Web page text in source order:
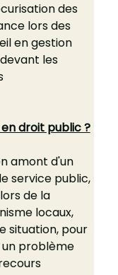
des
lors des
en gestion
les
droit public ?
amont d'un
service public,
de la
locaux,
situation, pour
un problème